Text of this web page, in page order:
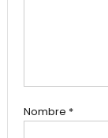
Nombre *